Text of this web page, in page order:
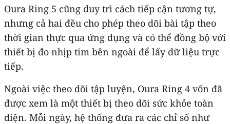
Oura Ring 5 cũng duy trì cách tiếp cận tương tự,
nhưng cả hai đều cho phép theo dõi bài tập theo
thời gian thực qua ứng dụng và có thể đồng bộ với
thiết bị đo nhịp tim bên ngoài để lấy dữ liệu trực
tiếp.
Ngoài việc theo dõi tập luyện, Oura Ring 4 vốn đã
được xem là một thiết bị theo dõi sức khỏe toàn
diện. Mỗi ngày, hệ thống đưa ra các chỉ số như